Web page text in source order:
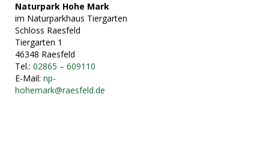
Naturpark Hohe Mark
im Naturparkhaus Tiergarten
Schloss Raesfeld
Tiergarten 1
46348 Raesfeld
Tel.: 02865 – 609110
E-Mail: np-
hohemark@raesfeld.de